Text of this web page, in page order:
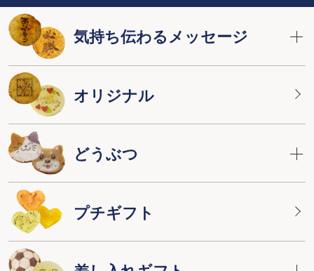
気持ち伝わるメッセージ
オリジナル
どうぶつ
プチギフト